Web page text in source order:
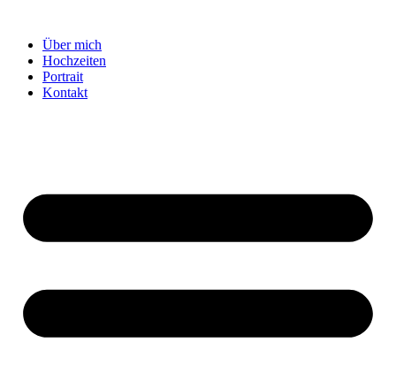
wechselnÜber mich
Hochzeiten
Portrait
Kontakt